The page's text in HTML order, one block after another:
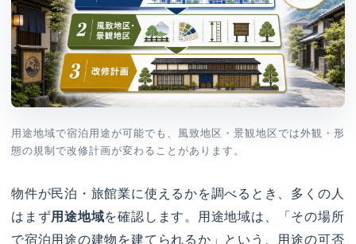
用途地域で宿泊用途が可能でも、風致地区・景観地区では外観・形
態の規制で改修計画が変わることがあります。
物件が民泊・旅館業に使えるかを調べるとき、多くの人
はまず用途地域を確認します。用途地域は、「その場所
で宿泊用途の建物を建てられるか」という、用途の可否